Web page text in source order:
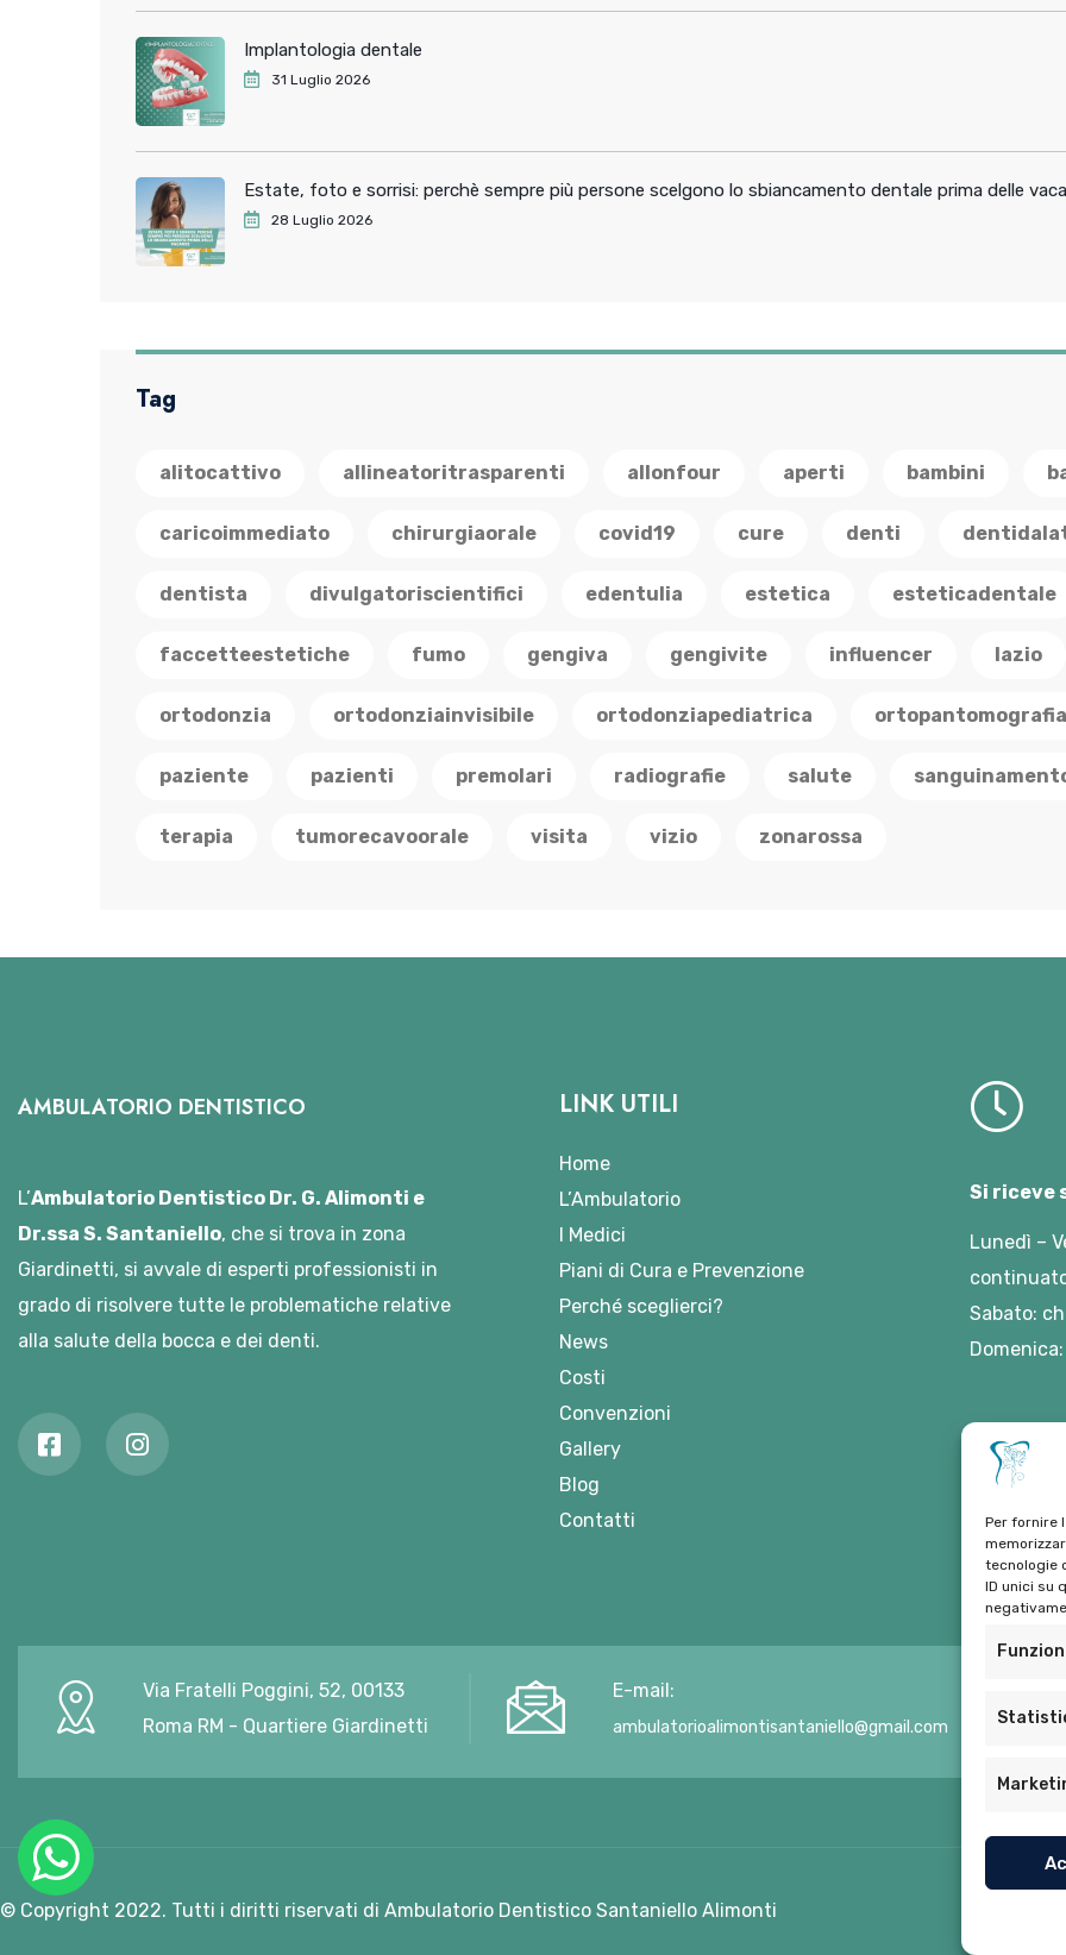
Per fornire
tecnologie
ID unici su
Implantologia dentale
31 Luglio 2026
Estate, foto e sorrisi: perchè sempre più persone scelgono lo sbiancamento dentale prima delle
28 Luglio 2026
Tag
alitocattivo allineatoritrasparenti allonfour aperti bambini
caricoimmediato chirurgiaorale covid19 cure denti
dentista divulgatoriscientifici edentulia estetica esteticadentale
faccetteestetiche fumo gengiva gengivite influencer lazio
ortodonzia ortodonziainvisibile ortodonziapediatrica ortopantomografia
paziente pazienti premolari radiografie salute
terapia tumorecavoorale visita vizio zonarossa
AMBULATORIO DENTISTICO
L’Ambulatorio Dentistico Dr. G. Alimonti e
Dr.ssa S. Santaniello, che si trova in zona
Giardinetti, si avvale di esperti professionisti in
grado di risolvere tutte le problematiche relative
alla salute della bocca e dei denti.
LINK UTILI
Home
L’Ambulatorio
I Medici
Piani di Cura e Prevenzione
Perché sceglierci?
News
Costi
Convenzioni
Gallery
Blog
Contatti
Si riceve
Lunedì –
Sabato:
Via Fratelli Poggini, 52, 00133
Roma RM - Quartiere Giardinetti
E-mail:
ambulatorioalimontisantaniello@gmail.com
© Copyright 2022. Tutti i diritti riservati di Ambulatorio Dentistico Santaniello Alimonti